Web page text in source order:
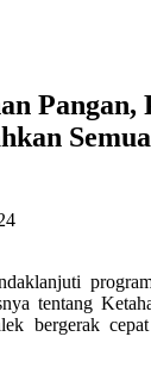
Pangan,
Semua
tentang
bergerak